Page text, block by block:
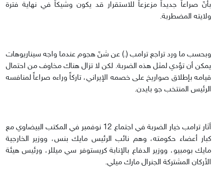
بأنّ صراعاً جديداً مزعزعاً للاستقرار قد يكون وشيكاً في نهاية فترة
ولايته المضطربة.
وبحسب ما ورد تراجع ترامب (.) عن شنّ هجوم عندما واجه سيناريوهات
يمكن أن تؤدي لمثل هذه الضربة. لكن لا تزال هناك مخاوف من احتمال
قيامه بإطلاق صواريخ على خصمه الإيراني، تاركاً وراءه صراعاً لمنافسه
الرئيس المنتخب جو بايدن.
أثار ترامب خيار الضربة في اجتماع 12 نوفمبر في المكتب البيضاوي مع
كبار أعضاء حكومته، وهم نائب الرئيس مايك بنس، ووزير الخارجية
مايك بومبيو، ووزير الدفاع بالإنابة كريستوفر سي ميللر، ورئيس هيئة
الأركان المشتركة الجنرال مارك ميلي.